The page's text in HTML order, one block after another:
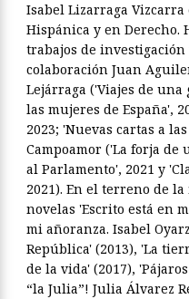
Isabel Lizarraga
Hispánica y en Derecho.
trabajos de
colaboración Juan
Lejárraga ('Viajes de una
las mujeres de España',
2023; 'Nuevas cartas a
Campoamor ('La forja de
al Parlamento', 2021 y
2021). En el terreno de
novelas 'Escrito está en
mi añoranza. Isabel
República' (2013), 'La
de la vida' (2017),
“la Julia”! Julia Álvarez